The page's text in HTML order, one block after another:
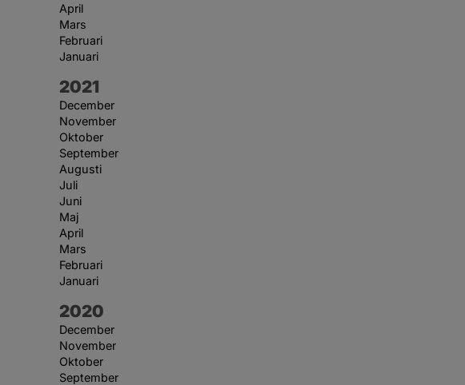
April
Mars
Februari
Januari
År:
2021
December
November
Oktober
September
Augusti
Juli
Juni
Maj
April
Mars
Februari
Januari
År:
2020
December
November
Oktober
September